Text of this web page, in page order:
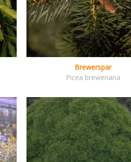
Brewerspar
Picea breweriana